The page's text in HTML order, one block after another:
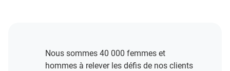
Nous sommes 40 000 femmes et
hommes à relever les défis de nos clients